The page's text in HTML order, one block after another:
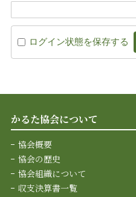
ログイン状態を保存する
かるた協会について
協会概要
協会の歴史
協会組織について
収支決算書一覧